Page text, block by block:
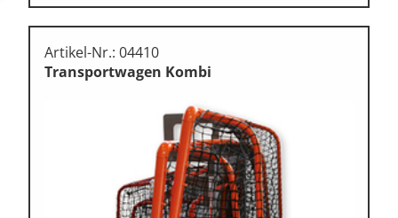
Artikel-Nr.: 04410
Transportwagen Kombi